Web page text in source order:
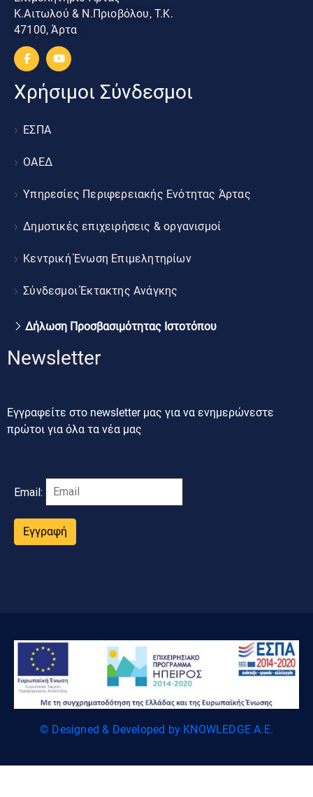
Κ.Αιτωλού & Ν.Πριοβόλου, Τ.Κ.
47100, Άρτα
Χρήσιμοι Σύνδεσμοι
ΕΣΠΑ
ΟΑΕΔ
Υπηρεσίες Περιφερειακής Ενότητας Άρτας
Δημοτικές επιχειρήσεις & οργανισμοί
Κεντρική Ένωση Επιμελητηρίων
Σύνδεσμοι Έκτακτης Ανάγκης
Δήλωση Προσβασιμότητας Ιστοτόπου
Newsletter
Εγγραφείτε στο newsletter μας για να ενημερώνεστε
πρώτοι για όλα τα νέα μας
Email:
Εγγραφή
© Designed & Developed by KNOWLEDGE A.E.